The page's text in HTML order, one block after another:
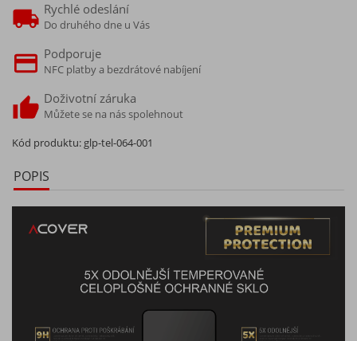
Rychlé odeslání
Do druhého dne u Vás
Podporuje
NFC platby a bezdrátové nabíjení
Doživotní záruka
Můžete se na nás spolehnout
Kód produktu: glp-tel-064-001
POPIS